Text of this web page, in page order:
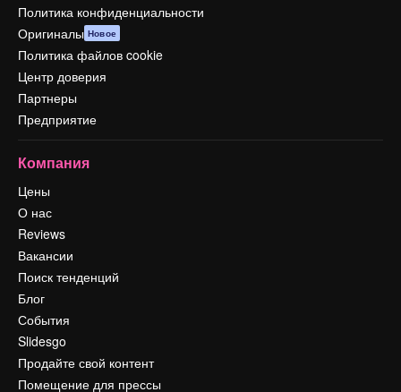
Политика конфиденциальности
Оригиналы Новое
Политика файлов cookie
Центр доверия
Партнеры
Предприятие
Компания
Цены
О нас
Reviews
Вакансии
Поиск тенденций
Блог
События
Slidesgo
Продайте свой контент
Помещение для прессы